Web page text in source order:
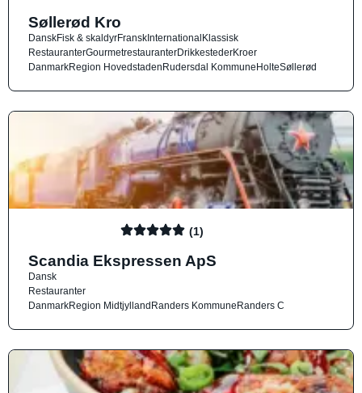
Søllerød Kro
DanskFisk & skaldyrFranskInternationalKlassisk
RestauranterGourmetrestauranterDrikkestederKroer
DanmarkRegion HovedstadenRudersdal KommuneHolteSøllerød
(1)
Scandia Ekspressen ApS
Dansk
Restauranter
DanmarkRegion MidtjyllandRanders KommuneRanders C